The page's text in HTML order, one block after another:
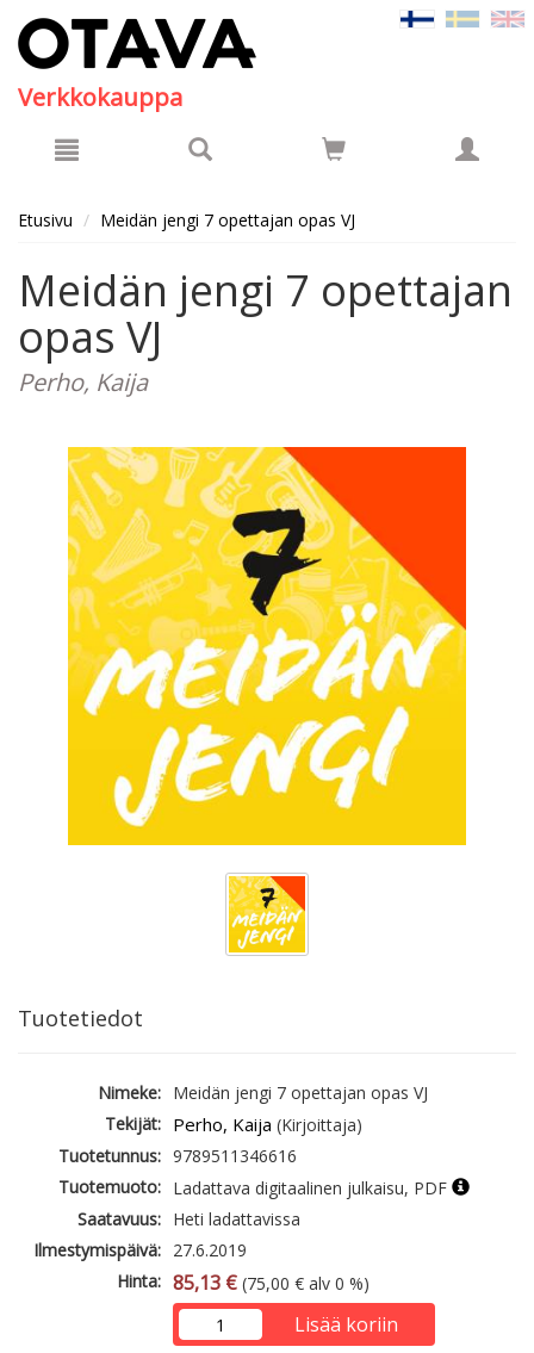
Verkkokauppa
Etusivu Meidän jengi 7 opettajan opas VJ
Meidän jengi 7 opettajan
opas VJ
Perho, Kaija
Tuotetiedot
Nimeke: Meidän jengi 7 opettajan opas VJ
Tekijät: Perho, Kaija (Kirjoittaja)
Tuotetunnus: 9789511346616
Tuotemuoto: Ladattava digitaalinen julkaisu, PDF
Saatavuus: Heti ladattavissa
Ilmestymispäivä: 27.6.2019
Hinta: 85,13 € (75,00 € alv 0 %)
Lisää koriin